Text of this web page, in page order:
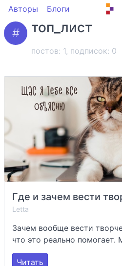
Авторы Блоги
топ_лист
постов: 1, подписок: 0
Letta
Зачем вообще вести
что это реально помогает.
Читать